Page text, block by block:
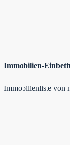
Immobilien-
Immobilienliste von